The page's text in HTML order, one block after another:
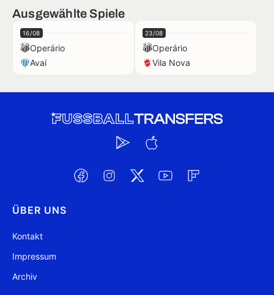
Ausgewählte Spiele
16/08
Operário
Avaí
23/08
Operário
Vila Nova
ÜBER UNS
Kontakt
Impressum
Archiv